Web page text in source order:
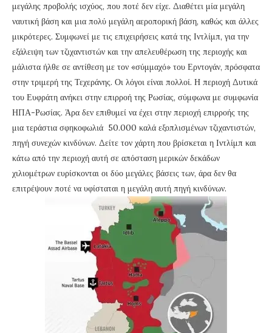
μεγάλης προβολής ισχύος, που ποτέ δεν είχε. Διαθέτει μία μεγάλη
ναυτική βάση και μια πολύ μεγάλη αεροπορική βάση, καθώς και άλλες
μικρότερες. Συμφωνεί με τις επιχειρήσεις κατά της Ιντλίμπ, για την
εξάλειψη των τζιχαντιστών και την απελευθέρωση της περιοχής και
μάλιστα ήλθε σε αντίθεση με τον «σύμμαχό» του Ερντογάν, πρόσφατα
στην τριμερή της Τεχεράνης. Οι λόγοι είναι πολλοί. Η περιοχή Δυτικά
του Ευφράτη ανήκει στην επιρροή της Ρωσίας, σύμφωνα με συμφωνία
ΗΠΑ-Ρωσίας. Άρα δεν επιθυμεί να έχει στην περιοχή επιρροής της
μια τεράστια σφηκοφωλιά 50.000 καλά εξοπλισμένων τζιχαντιστών,
πηγή συνεχών κινδύνων. Δείτε τον χάρτη που βρίσκεται η Ιντλίμπ και
κάτω από την περιοχή αυτή σε απόσταση μερικών δεκάδων
χιλιομέτρων ευρίσκονται οι δύο μεγάλες βάσεις των, άρα δεν θα
επιτρέψουν ποτέ να υφίσταται η μεγάλη αυτή πηγή κινδύνων.